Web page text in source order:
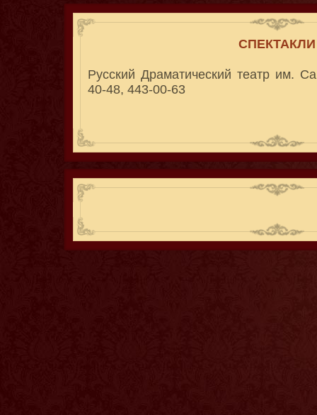
СПЕКТАКЛИ
Русский Драматический театр им.
40-48, 443-00-63